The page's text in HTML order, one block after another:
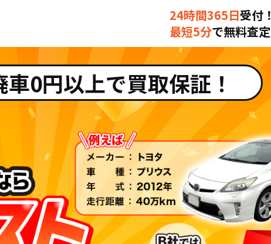
24時間365日受付！
最短5分で無料査定
0円以上で買取保証！